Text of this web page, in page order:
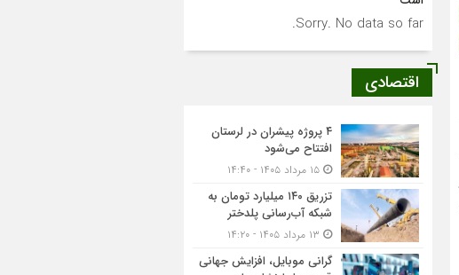
Sorry. No data so far.
اقتصادی
۴ پروژه پیشران در لرستان
افتتاح می‌شود
تزریق ۱۴۰ میلیارد تومان به
شبکه آب‌رسانی پلدختر
گرانی موبایل، افزایش جهانی